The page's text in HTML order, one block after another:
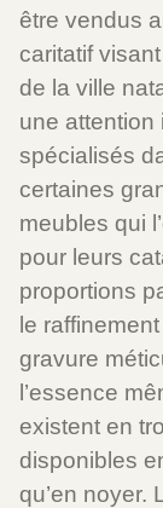
être vendus
caritatif visant
de la ville
une attention
spécialisés
certaines
meubles qui
pour leurs
proportions
le raffinement
gravure
l’essence
existent en
disponibles
qu’en noyer.